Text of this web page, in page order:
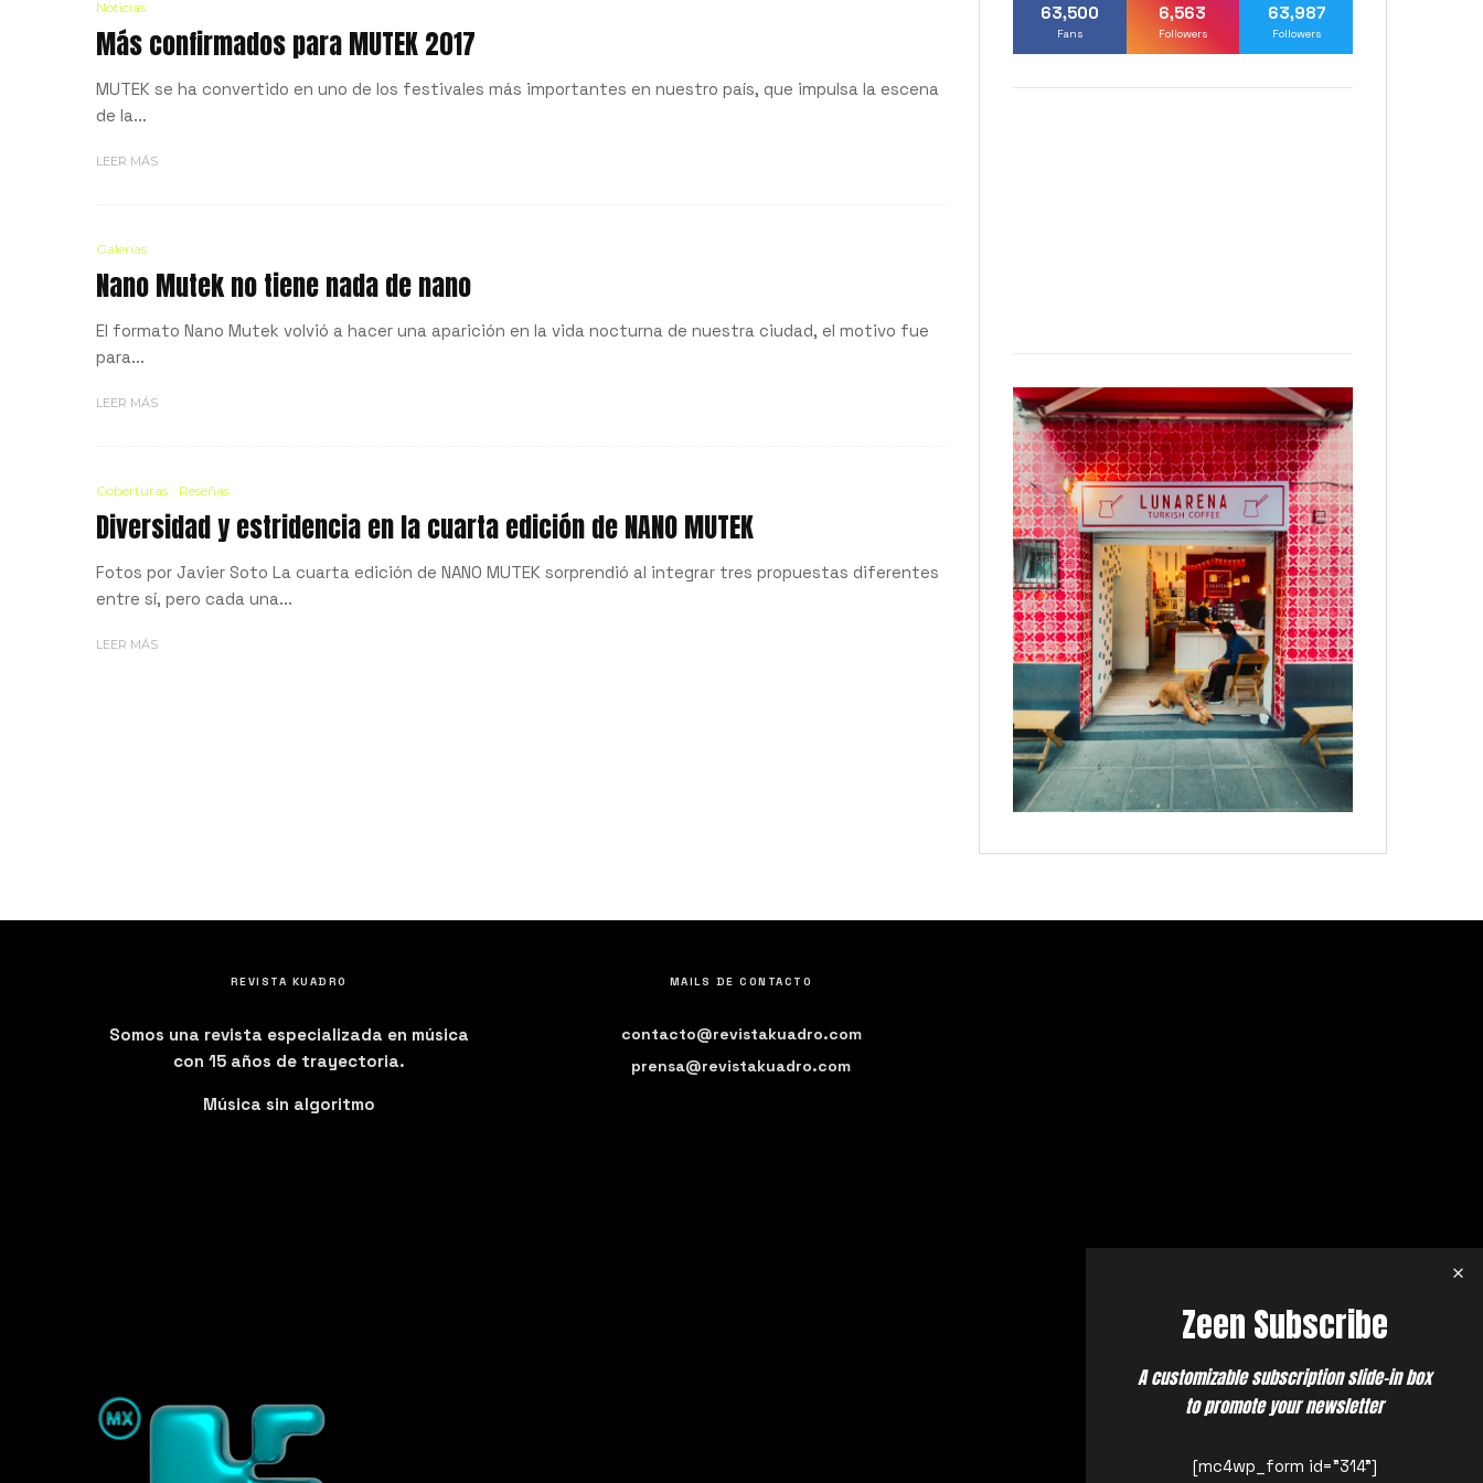
Noticias
Más confirmados para MUTEK 2017
MUTEK se ha convertido en uno de los festivales más importantes en nuestro país, que impulsa la escena
de la...
LEER MÁS
Galerías
Nano Mutek no tiene nada de nano
El formato Nano Mutek volvió a hacer una aparición en la vida nocturna de nuestra ciudad, el motivo fue
para...
LEER MÁS
Coberturas Reseñas
Diversidad y estridencia en la cuarta edición de NANO MUTEK
Fotos por Javier Soto La cuarta edición de NANO MUTEK sorprendió al integrar tres propuestas diferentes
entre sí, pero cada una...
LEER MÁS
63,500
Fans
6,563
Followers
63,987
Followers
REVISTA KUADRO
Somos una revista especializada en música
con 15 años de trayectoria.
Música sin algoritmo
MAILS DE CONTACTO
contacto@revistakuadro.com
prensa@revistakuadro.com
Zeen Subscribe
A customizable subscription slide-in box
to promote your newsletter
[mc4wp_form id="314"]